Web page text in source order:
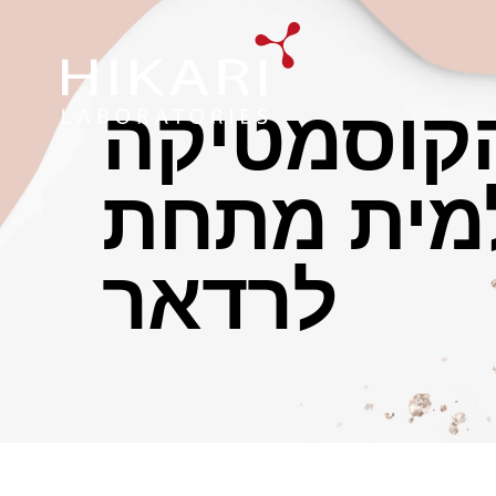
מתחת
לרדאר